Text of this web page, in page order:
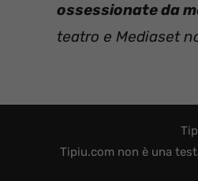
ossessionate da
teatro e Mediaset
Tipiu.com non è una